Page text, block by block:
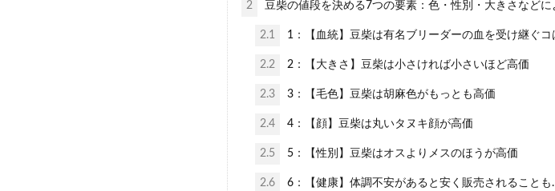
2 豆柴の値段を決める7つの要素：色・性別・大きさなどに
2.1 1：【血統】豆柴は有名ブリーダーの血を受け継ぐ
2.2 2：【大きさ】豆柴は小さければ小さいほど高価
2.3 3：【毛色】豆柴は胡麻色がもっとも高価
2.4 4：【顔】豆柴は丸いタヌキ顔が高価
2.5 5：【性別】豆柴はオスよりメスのほうが高価
2.6 6：【健康】体調不安があると安く販売されること